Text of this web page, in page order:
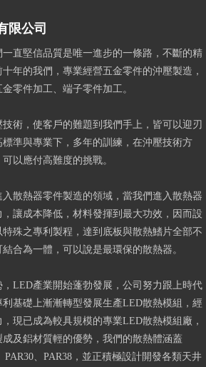
限公司
一直堅信品質是唯一進步的一條路，不斷的精
年的我們，專業經營五金零件的沖壓製造，
零件加工、端子零件加工。
術，使客戶的難題到我們手上，皆可以迎刃
準與專業下，多年的訓練，在沖壓技術方
以應付高難度的挑戰。
入散熱器零件製造的領域，當我們進入散熱器
讓成本降低，材料發揮到最大功效，因而設
殊之專利製程，達到底板與散熱鰭片全部不
合為一體，可以說是最環保的散熱器。
LED產業開始蓬勃發展，公司努力跟上時代
基礎上漸漸轉型發展生產LED散熱模組，經
現已成為較具規模的專業LED散熱模組廠，
及鋁材質輕的優勢，我們的散熱體涵蓋
PAR30、PAR38，並正積極設計開發各類天井